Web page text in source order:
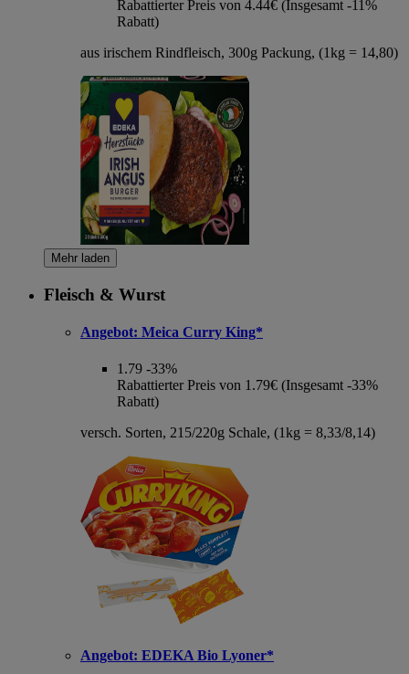
Rabattierter Preis von 4.44€ (Insgesamt -11%
Rabatt)
aus irischem Rindfleisch, 300g Packung, (1kg = 14,80)
Mehr laden
Fleisch & Wurst
Angebot: Meica Curry King*
1.79 -33%
Rabattierter Preis von 1.79€ (Insgesamt -33%
Rabatt)
versch. Sorten, 215/220g Schale, (1kg = 8,33/8,14)
Angebot: EDEKA Bio Lyoner*